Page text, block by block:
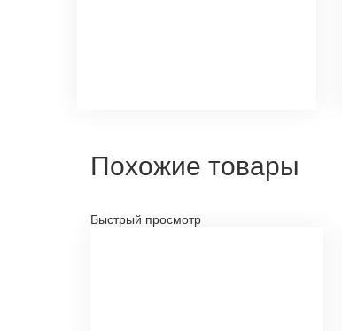
Похожие товары
Быстрый просмотр